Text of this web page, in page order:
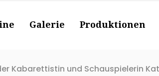
Galerie Produktionen
Kabarettistin und Schauspielerin